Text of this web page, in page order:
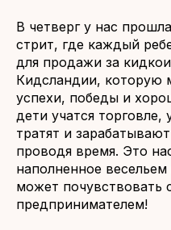
В четверг у нас
стрит, где каждый
для продажи за
Кидсландии, которую
успехи, победы и
дети учатся
тратят и
проводя время. Это
наполненное
может почувствовать
предпринимателем!